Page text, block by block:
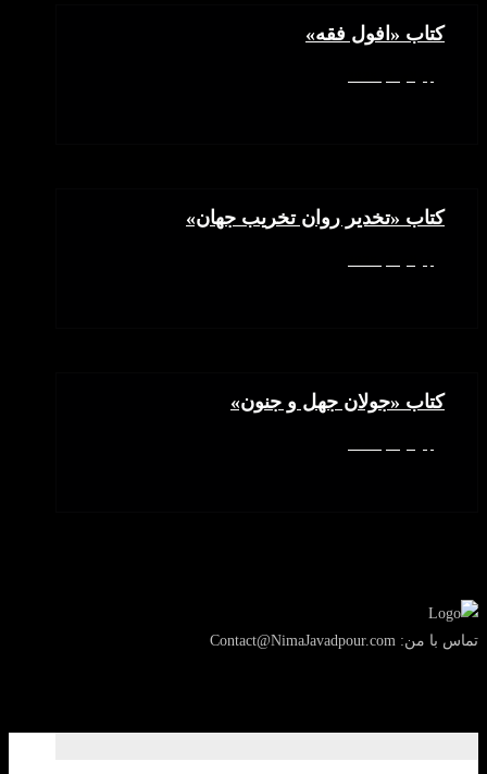
کتاب «افول فقه»
کتاب «تخدیر روان تخریب جهان»
کتاب «جولان جهل و جنون»
تماس با من: Contact@NimaJavadpour.com